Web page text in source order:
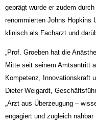
geprägt wurde er zudem
renommierten Johns Hopkins
klinisch als Facharzt und
„Prof. Groeben hat die
Mitte seit seinem Amtsantritt
Kompetenz, Innovationskraft
Dieter Weigardt,
„Arzt aus Überzeu­gung –
engagiert und zugleich